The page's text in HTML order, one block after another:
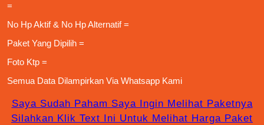
=
No Hp Aktif & No Hp Alternatif =
Paket Yang Dipilih =
Foto Ktp =
Semua Data Dilampirkan Via Whatsapp Kami
Saya Sudah Paham Saya Ingin Melihat Paketnya
Silahkan Klik Text Ini Untuk Melihat Harga Paket